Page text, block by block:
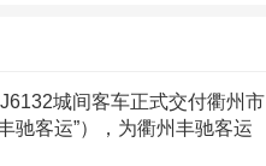
有停车监控（移动侦测）
取电来支持。在车辆熄
城间客车正式交付衢州市
驰客运”），为衢州丰驰客运
浙江景区旅